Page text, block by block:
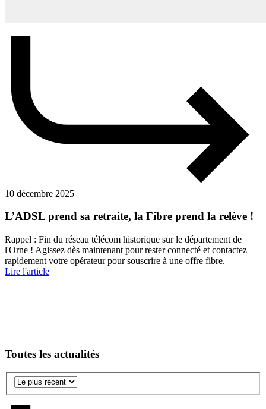
10 décembre 2025
L’ADSL prend sa retraite, la Fibre prend la relève !
Rappel : Fin du réseau télécom historique sur le département de
l'Orne ! Agissez dès maintenant pour rester connecté et contactez
rapidement votre opérateur pour souscrire à une offre fibre.
Lire l'article
Toutes les actualités